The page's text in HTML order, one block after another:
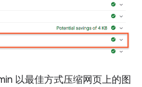
以最佳方式压缩网页上的图